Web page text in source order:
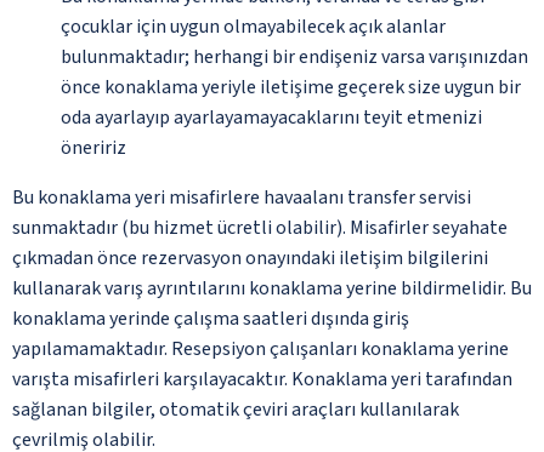
çocuklar için uygun olmayabilecek açık alanlar
bulunmaktadır; herhangi bir endişeniz varsa varışınızdan
önce konaklama yeriyle iletişime geçerek size uygun bir
oda ayarlayıp ayarlayamayacaklarını teyit etmenizi
öneririz
Bu konaklama yeri misafirlere havaalanı transfer servisi
sunmaktadır (bu hizmet ücretli olabilir). Misafirler seyahate
çıkmadan önce rezervasyon onayındaki iletişim bilgilerini
kullanarak varış ayrıntılarını konaklama yerine bildirmelidir. Bu
konaklama yerinde çalışma saatleri dışında giriş
yapılamamaktadır. Resepsiyon çalışanları konaklama yerine
varışta misafirleri karşılayacaktır. Konaklama yeri tarafından
sağlanan bilgiler, otomatik çeviri araçları kullanılarak
çevrilmiş olabilir.